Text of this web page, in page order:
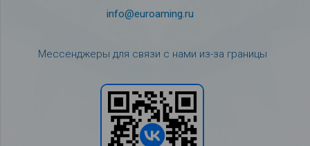
info@euroaming.ru
Мессенджеры для связи с нами из-за границы